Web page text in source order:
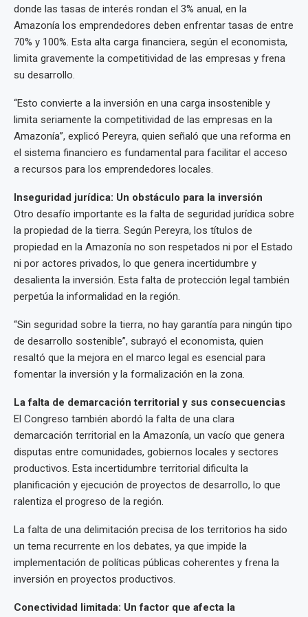
donde las tasas de interés rondan el 3% anual, en la
Amazonía los emprendedores deben enfrentar tasas de entre
70% y 100%. Esta alta carga financiera, según el economista,
limita gravemente la competitividad de las empresas y frena
su desarrollo.
“Esto convierte a la inversión en una carga insostenible y
limita seriamente la competitividad de las empresas en la
Amazonía”, explicó Pereyra, quien señaló que una reforma en
el sistema financiero es fundamental para facilitar el acceso
a recursos para los emprendedores locales.
Inseguridad jurídica: Un obstáculo para la inversión
Otro desafío importante es la falta de seguridad jurídica sobre
la propiedad de la tierra. Según Pereyra, los títulos de
propiedad en la Amazonía no son respetados ni por el Estado
ni por actores privados, lo que genera incertidumbre y
desalienta la inversión. Esta falta de protección legal también
perpetúa la informalidad en la región.
“Sin seguridad sobre la tierra, no hay garantía para ningún tipo
de desarrollo sostenible”, subrayó el economista, quien
resaltó que la mejora en el marco legal es esencial para
fomentar la inversión y la formalización en la zona.
La falta de demarcación territorial y sus consecuencias
El Congreso también abordó la falta de una clara
demarcación territorial en la Amazonía, un vacío que genera
disputas entre comunidades, gobiernos locales y sectores
productivos. Esta incertidumbre territorial dificulta la
planificación y ejecución de proyectos de desarrollo, lo que
ralentiza el progreso de la región.
La falta de una delimitación precisa de los territorios ha sido
un tema recurrente en los debates, ya que impide la
implementación de políticas públicas coherentes y frena la
inversión en proyectos productivos.
Conectividad limitada: Un factor que afecta la